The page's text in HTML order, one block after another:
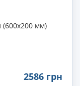
мм)
2586 грн